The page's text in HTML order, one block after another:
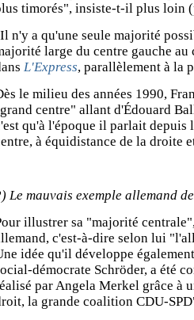
timorés", insiste-t-il plus loin
n'y a qu'une seule majorité
large du centre gauche
L'Express, parallèlement à la
le milieu des années 1990,
centre" allant d'Édouard
qu'à l'époque il parlait
à équidistance de la droite
Le mauvais exemple allemand
illustrer sa "majorité
c'est-à-dire selon lui
idée qu'il développe
démocrate Schröder, a été
par Angela Merkel grâce à
la grande coalition CDU-